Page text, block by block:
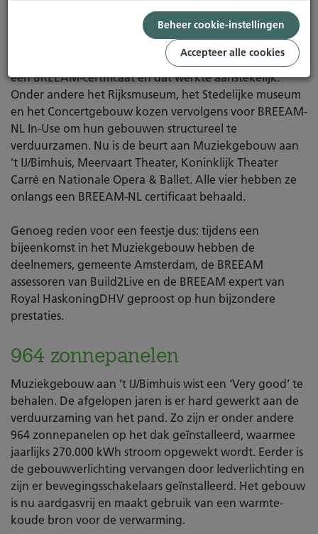
De Amsterdamse culturele sector weet het
meetinstrument BREEAM-NL steeds vaker te vinden. In
2015 ontving het Van Gogh Museum als eerste museum
een BREEAM-certificaat en dat werkte aanstekelijk.
Onder andere het Rijksmuseum, het Stedelijke museum
en het Concertgebouw kozen vervolgens voor BREEAM-
NL In-Use om hun gebouwen structureel te
verduurzamen. Nu is de beurt aan Muziekgebouw aan
’t IJ/Bimhuis, Meervaart Theater, Koninklijk Theater
Carré en Nationale Opera & Ballet. Alle vier hebben ze
onlangs een BREEAM-NL certificaat behaald.
Genoeg reden voor een feestje dus: tijdens een
bijeenkomst in het Muziekgebouw hebben de
deelnemers, gemeente Amsterdam, de BREEAM
assessoren van Build2Live en de BREEAM expert van
Royal HaskoningDHV geproost op hun bijzondere
prestaties.
964 zonnepanelen
Muziekgebouw aan ’t IJ/Bimhuis wist een ‘Very good’ te
behalen. De afgelopen jaren is er hard gewerkt aan de
verduurzaming van het pand. Zo zijn er onder andere
964 zonnepanelen op het dak geïnstalleerd, waarmee
jaarlijks 270.000 kWh stroom opgewekt wordt. Eerder is
de gebouwverlichting vervangen door ledverlichting en
zijn er bewegingsschakelaars geïnstalleerd. Het gebouw
is nu aardgasvrij en maakt gebruik van een warmte-
koude bron voor de verwarming.
Beheer cookie-instellingen
Accepteer alle cookies